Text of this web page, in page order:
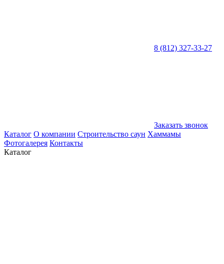
8 (812) 327-33-27
Заказать звонок
Каталог О компании Строительство саун Хаммамы
Фотогалерея Контакты
Каталог